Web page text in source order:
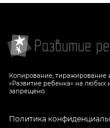
Копирование,
«Развитие ребенка» на
запрещено.
Политика